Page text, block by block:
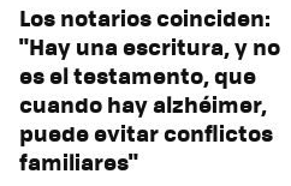
Los notarios coinciden:
"Hay una escritura, y no
es el testamento, que
cuando hay alzhéimer,
puede evitar conflictos
familiares"